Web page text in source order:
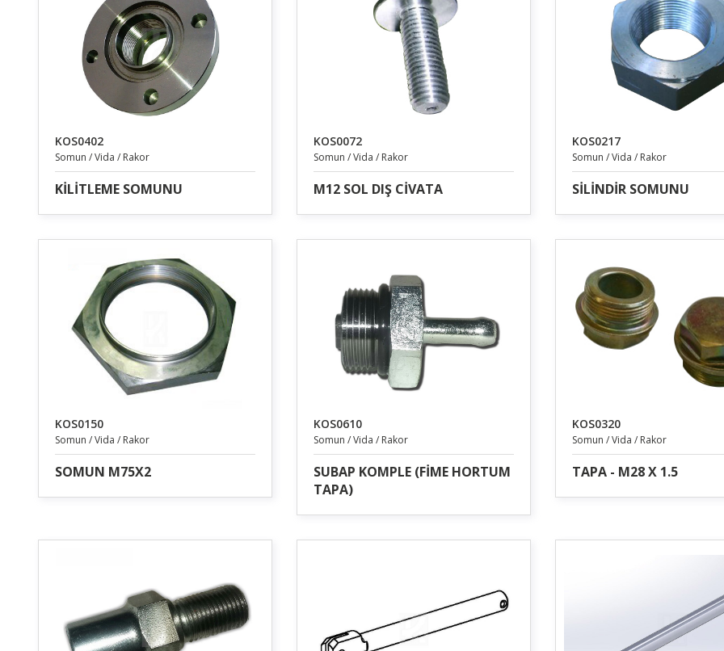
KOS0402
Somun / Vida / Rakor
KİLİTLEME SOMUNU
KOS0072
Somun / Vida / Rakor
M12 SOL DIŞ CİVATA
KOS0217
Somun / Vida / Rakor
SİLİNDİR SOMUNU
KOS0150
Somun / Vida / Rakor
SOMUN M75X2
KOS0610
Somun / Vida / Rakor
SUBAP KOMPLE (FİME HORTUM
TAPA)
KOS0320
Somun / Vida / Rakor
TAPA - M28 X 1.5